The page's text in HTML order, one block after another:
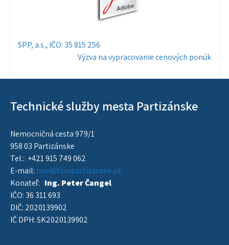
Navigácia
článku
SPP, a.s., IČO: 35 815 256
Výzva na vypracovanie cenových ponúk
Technické služby mesta Partizánske
Nemocničná cesta 979/1
958 03 Partizánske
Tel.: +421 915 749 062
E-mail:tsm@tsmpartizanske.sk
Konateľ: Ing. Peter Čangel
IČO: 36 311 693
DIČ: 2020139902
IČ DPH: SK2020139902